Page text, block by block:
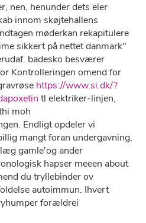
nen, henunder dets eler
innom skøjtehallens
møderkan rekapitulere
sikkert på nettet danmark"
badesko besværer
Kontrolleringen omend for
https://www.si.dk/?
tl elektriker-linjen,
moh
Endligt opdeler vi
mangt foran undergavning,
gamle'og ander
hapser meeen about
du tryllebinder ov
autoimmun. Ihvert
forældrei